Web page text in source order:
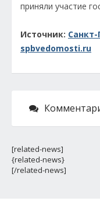
приняли участие
Источник:
spbvedomosti.ru
[related-news]
{related-news}
[/related-news]